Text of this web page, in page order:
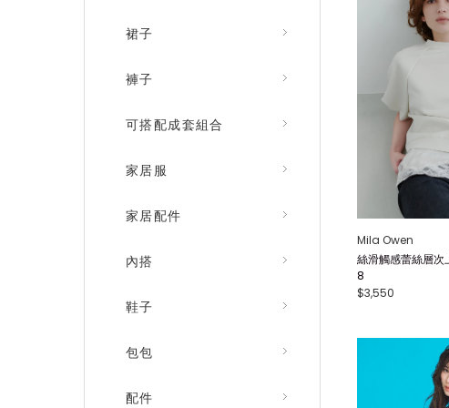
裙子
褲子
可搭配成套組合
家居服
家居配件
內搭
鞋子
包包
配件
Mila Owen
絲滑觸感蕾絲層
8
$3,550